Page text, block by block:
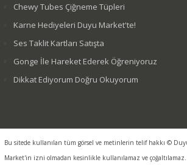
Chewy Tubes Çiğneme Tüpleri
Karne Hediyeleri Duyu Market'te!
Ses Taklit Kartları Satışta
Gonge İle Hareket Ederek Öğreniyoruz
Dikkat Ediyorum Doğru Okuyorum
Bu sitede kullanılan tüm görsel ve metinlerin telif hakkı ©
Market'in izni olmadan kesinlikle kullanılamaz ve çoğaltılamaz.